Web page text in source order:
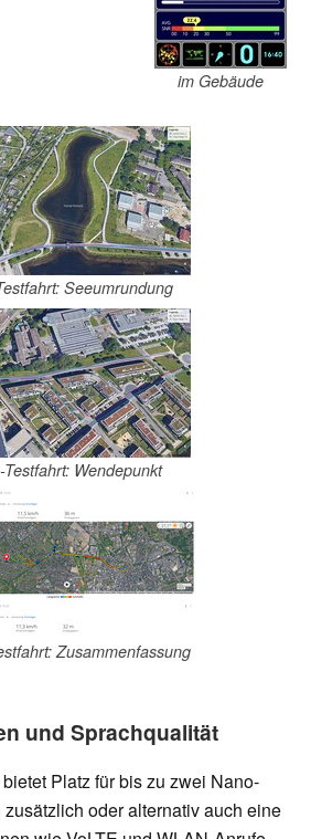
im Gebäude
Seeumrundung
Testfahrt: Wendepunkt
Zusammenfassung
und Sprachqualität
Platz für bis zu zwei Nano-
oder alternativ auch eine